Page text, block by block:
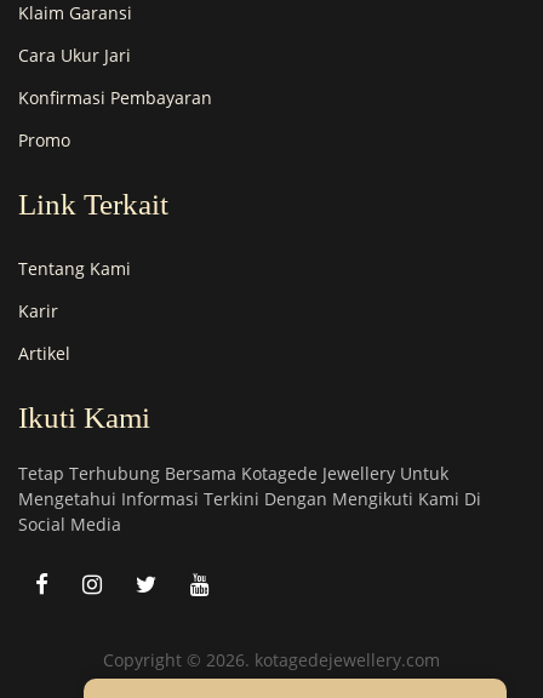
Klaim Garansi
Cara Ukur Jari
Konfirmasi Pembayaran
Promo
Link Terkait
Tentang Kami
Karir
Artikel
Ikuti Kami
Tetap Terhubung Bersama Kotagede Jewellery Untuk
Mengetahui Informasi Terkini Dengan Mengikuti Kami Di
Social Media
Copyright © 2026. kotagedejewellery.com